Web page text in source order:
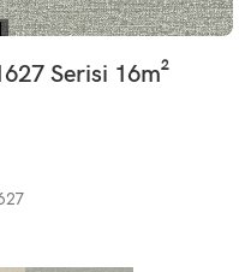
Serisi 16m²